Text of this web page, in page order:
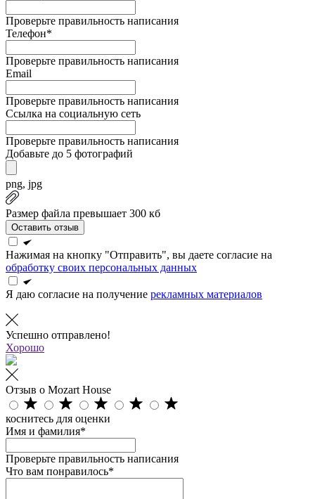
Проверьте правильность написания
Телефон*
Проверьте правильность написания
Email
Проверьте правильность написания
Ссылка на социальную сеть
Проверьте правильность написания
Добавьте до 5 фотографий
png, jpg
Размер файла превышает 300 кб
Оставить отзыв
Нажимая на кнопку "Отправить", вы даете согласие на
обработку своих персональных данных
Я даю согласие на получение рекламных материалов
Успешно отправлено!
Хорошо
Отзыв о Mozart House
коснитесь для оценки
Имя и фамилия*
Проверьте правильность написания
Что вам понравилось*